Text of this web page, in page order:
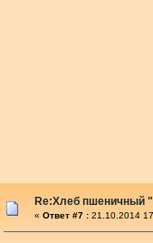
Re:Хлеб пшеничный
« Ответ #7 : 21.10.2014